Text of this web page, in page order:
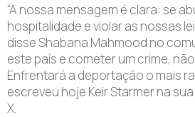
“A nossa mensagem é clara: se
hospitalidade e violar as nossas
disse Shabana Mahmood no
este país e cometer um crime,
Enfrentará a deportação o mais
escreveu hoje Keir Starmer na
X.